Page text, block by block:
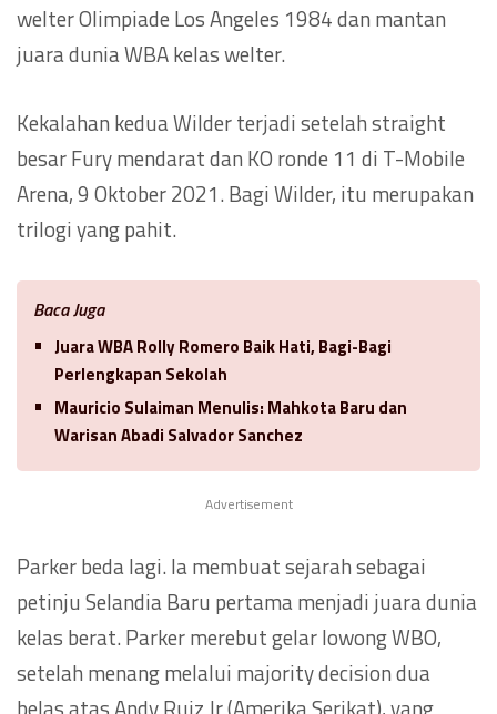
welter Olimpiade Los Angeles 1984 dan mantan
juara dunia WBA kelas welter.
Kekalahan kedua Wilder terjadi setelah straight
besar Fury mendarat dan KO ronde 11 di T-Mobile
Arena, 9 Oktober 2021. Bagi Wilder, itu merupakan
trilogi yang pahit.
Baca Juga
Juara WBA Rolly Romero Baik Hati, Bagi-Bagi
Perlengkapan Sekolah
Mauricio Sulaiman Menulis: Mahkota Baru dan
Warisan Abadi Salvador Sanchez
Advertisement
Parker beda lagi. Ia membuat sejarah sebagai
petinju Selandia Baru pertama menjadi juara dunia
kelas berat. Parker merebut gelar lowong WBO,
setelah menang melalui majority decision dua